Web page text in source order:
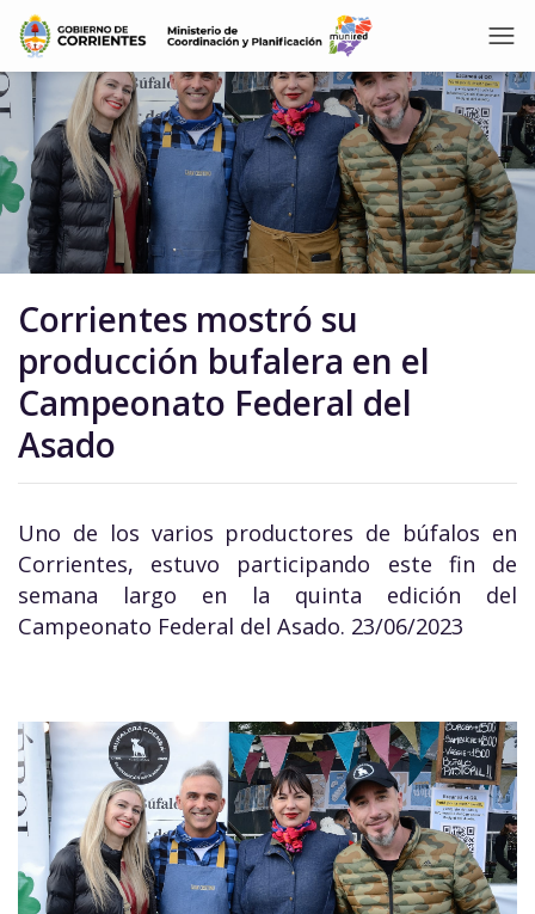
Corrientes mostró su
producción bufalera en el
Campeonato Federal del
Asado
Uno de los varios productores de búfalos en
Corrientes, estuvo participando este fin de
semana largo en la quinta edición del
Campeonato Federal del Asado. 23/06/2023